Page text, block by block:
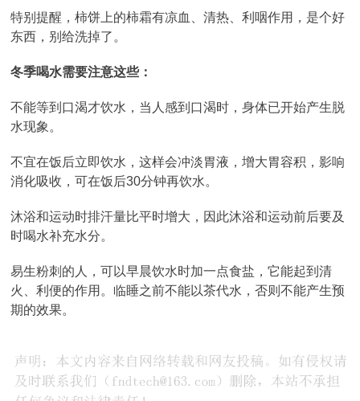
特别提醒，柿饼上的柿霜有凉血、清热、利咽作用，是个好
东西，别给洗掉了。
冬季喝水需要注意这些：
不能等到口渴才饮水，当人感到口渴时，身体已开始产生脱
水现象。
不宜在饭后立即饮水，这样会冲淡胃液，增大胃容积，影响
消化吸收，可在饭后30分钟再饮水。
沐浴和运动时排汗量比平时增大，因此沐浴和运动前后要及
时喝水补充水分。
易生粉刺的人，可以早晨饮水时加一点食盐，它能起到清
火、利便的作用。临睡之前不能以茶代水，否则不能产生预
期的效果。